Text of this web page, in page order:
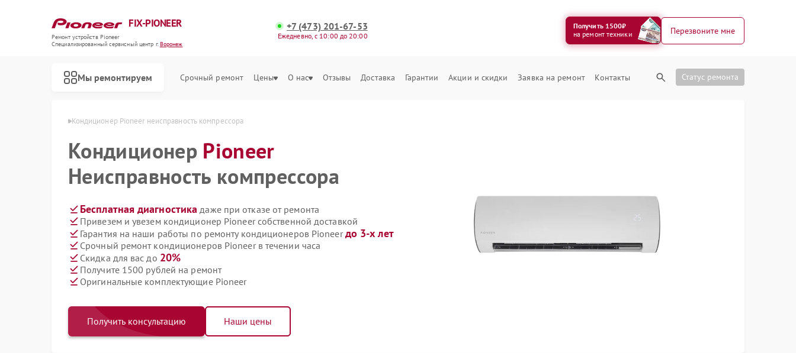
FIX-PIONEER
Ремонт устройств Pioneer
Специализированный cервисный центр г.Воронеж
+7 (473) 201-67-53
Ежедневно, с 10:00 до 20:00
Получить 1500₽
на ремонт техники
Перезвоните мне
Мы ремонтируем Срочный ремонт Цены О нас Отзывы Доставка Гарантии Акции и скидки Заявка на ремонт Контакты Статус ремонта
Кондиционер Pioneer неисправность компрессора
Кондиционер Pioneer
Неисправность компрессора
Бесплатная диагностика даже при отказе от ремонта
Привезем и увезем кондиционер Pioneer собственной доставкой
Гарантия на наши работы по ремонту кондиционеров Pioneerдо 3-х лет
Срочный ремонт кондиционеров Pioneer в течении часа
Скидка для вас до 20%
Получите 1500 рублей на ремонт
Оригинальные комплектующие Pioneer
Получить консультацию Наши цены